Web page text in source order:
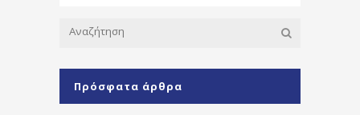
Πρόσφατα άρθρα